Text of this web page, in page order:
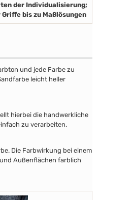
der Individualisierung;
bis zu Maßlösungen
und jede Farbe zu
leicht heller
hierbei die handwerkliche
zu verarbeiten.
Die Farbwirkung bei einem
Außenflächen farblich